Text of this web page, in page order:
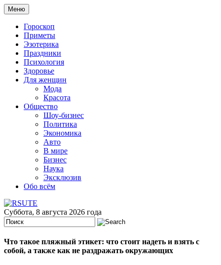
Меню
Гороскоп
Приметы
Эзотерика
Праздники
Психология
Здоровье
Для женщин
Мода
Красота
Общество
Шоу-бизнес
Политика
Экономика
Авто
В мире
Бизнес
Наука
Эксклюзив
Обо всём
Суббота, 8 августа 2026 года
Что такое пляжный этикет: что стоит надеть и взять с
собой, а также как не раздражать окружающих